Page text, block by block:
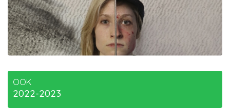
OOK
2022-2023